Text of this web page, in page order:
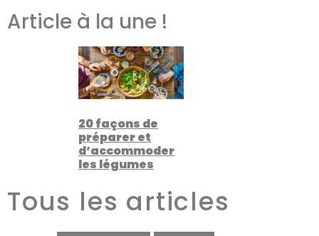
Article à la une !
20 façons de
préparer et
d’accommoder
les légumes
Tous les articles